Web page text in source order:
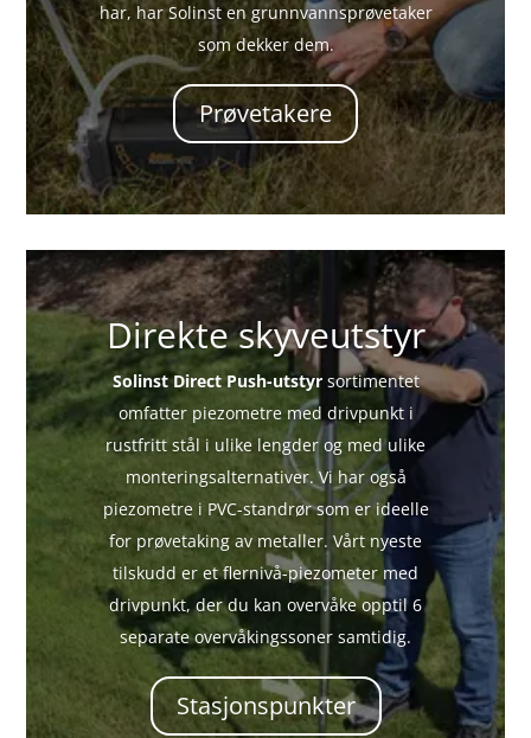
har, har Solinst en grunnvannsprøvetaker
som dekker dem.
Prøvetakere
Direkte skyveutstyr
Solinst Direct Push-utstyrsortimentet
omfatter piezometre med drivpunkt i
rustfritt stål i ulike lengder og med ulike
monteringsalternativer. Vi har også
piezometre i PVC-standrør som er ideelle
for prøvetaking av metaller. Vårt nyeste
tilskudd er et flernivå-piezometer med
drivpunkt, der du kan overvåke opptil 6
separate overvåkingssoner samtidig.
Stasjonspunkter